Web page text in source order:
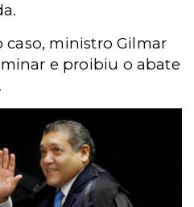
caso, ministro Gilmar
e proibiu o abate